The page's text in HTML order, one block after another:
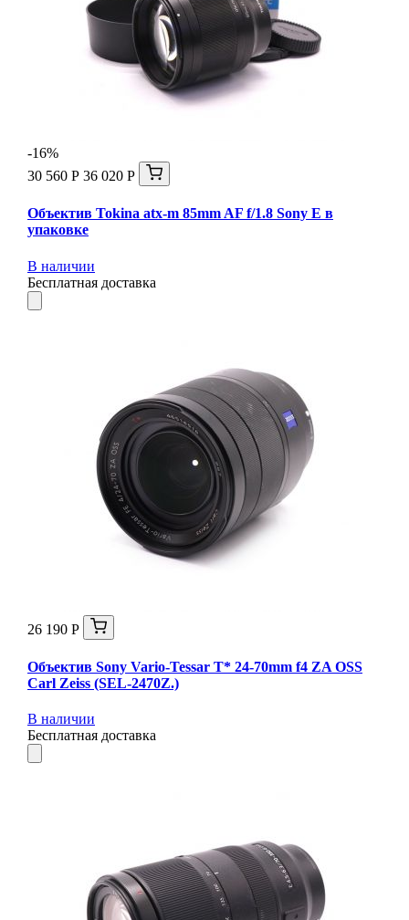
-16%
30 560 Р 36 020 Р
Объектив Tokina atx-m 85mm AF f/1.8 Sony E в
упаковке
В наличии
Бесплатная доставка
26 190 Р
Объектив Sony Vario-Tessar T* 24-70mm f4 ZA OSS
Carl Zeiss (SEL-2470Z.)
В наличии
Бесплатная доставка